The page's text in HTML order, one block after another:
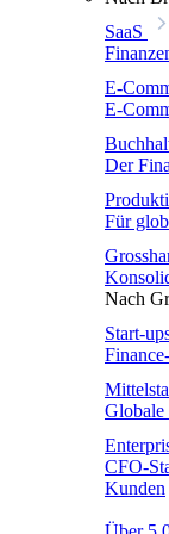
SaaS
E-
E-
Der
Für
Nach
Start-
Globale
CFO-
Kunden